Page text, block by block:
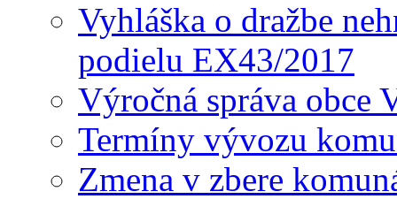
Vyhláška o dražbe
podielu EX43/2017
Výročná správa obce
Termíny vývozu
Zmena v zbere